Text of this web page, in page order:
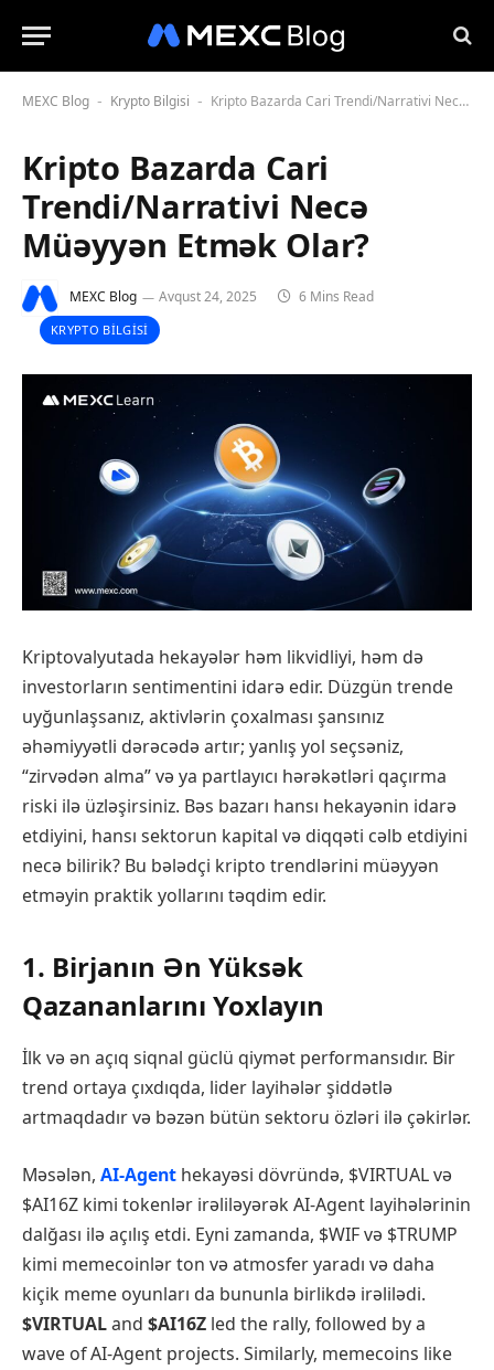
MEXC Blog - Krypto Bilgisi - Kripto Bazarda Cari Trendi/Narrativi Necə Müəyyən Etmək Olar?
Kripto Bazarda Cari
Trendi/Narrativi Necə
Müəyyən Etmək Olar?
MEXC Blog Avqust 24, 2025 6 Mins Read
KRYPTO BILGISI
Kriptovalyutada hekayələr həm likvidliyi, həm də
investorların sentimentini idarə edir. Düzgün trende
uyğunlaşsanız, aktivlərin çoxalması şansınız
əhəmiyyətli dərəcədə artır; yanlış yol seçsəniz,
“zirvədən alma” və ya partlayıcı hərəkətləri qaçırma
riski ilə üzləşirsiniz. Bəs bazarı hansı hekayənin idarə
etdiyini, hansı sektorun kapital və diqqəti cəlb etdiyini
necə bilirik? Bu bələdçi kripto trendlərini müəyyən
etməyin praktik yollarını təqdim edir.
1. Birjanın Ən Yüksək
Qazananlarını Yoxlayın
İlk və ən açıq siqnal güclü qiymət performansıdır. Bir
trend ortaya çıxdıqda, lider layihələr şiddətlə
artmaqdadır və bəzən bütün sektoru özləri ilə çəkirlər.
Məsələn, AI-Agent hekayəsi dövründə, $VIRTUAL və
$AI16Z kimi tokenlər irəliləyərək AI-Agent layihələrinin
dalğası ilə açılış etdi. Eyni zamanda, $WIF və $TRUMP
kimi memecoinlər ton və atmosfer yaradı və daha
kiçik meme oyunları da bununla birlikdə irəlilədi.
$VIRTUALand $AI16Z led the rally, followed by a
wave of AI-Agent projects. Similarly, memecoins like